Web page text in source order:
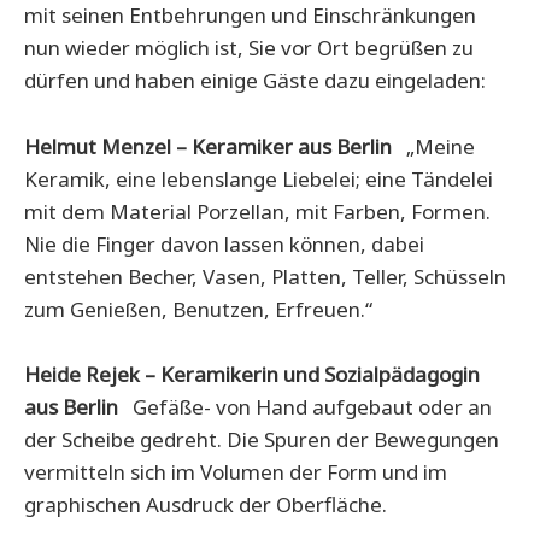
mit seinen Entbehrungen und Einschränkungen
nun wieder möglich ist, Sie vor Ort begrüßen zu
dürfen und haben einige Gäste dazu eingeladen:
Helmut Menzel – Keramiker aus Berlin „Meine
Keramik, eine lebenslange Liebelei; eine Tändelei
mit dem Material Porzellan, mit Farben, Formen.
Nie die Finger davon lassen können, dabei
entstehen Becher, Vasen, Platten, Teller, Schüsseln
zum Genießen, Benutzen, Erfreuen.“
Heide Rejek – Keramikerin und Sozialpädagogin
aus Berlin Gefäße- von Hand aufgebaut oder an
der Scheibe gedreht. Die Spuren der Bewegungen
vermitteln sich im Volumen der Form und im
graphischen Ausdruck der Oberfläche.